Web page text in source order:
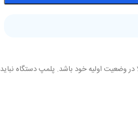
وضعیت اولیه خود باشد. پلمپ دستگاه نباید